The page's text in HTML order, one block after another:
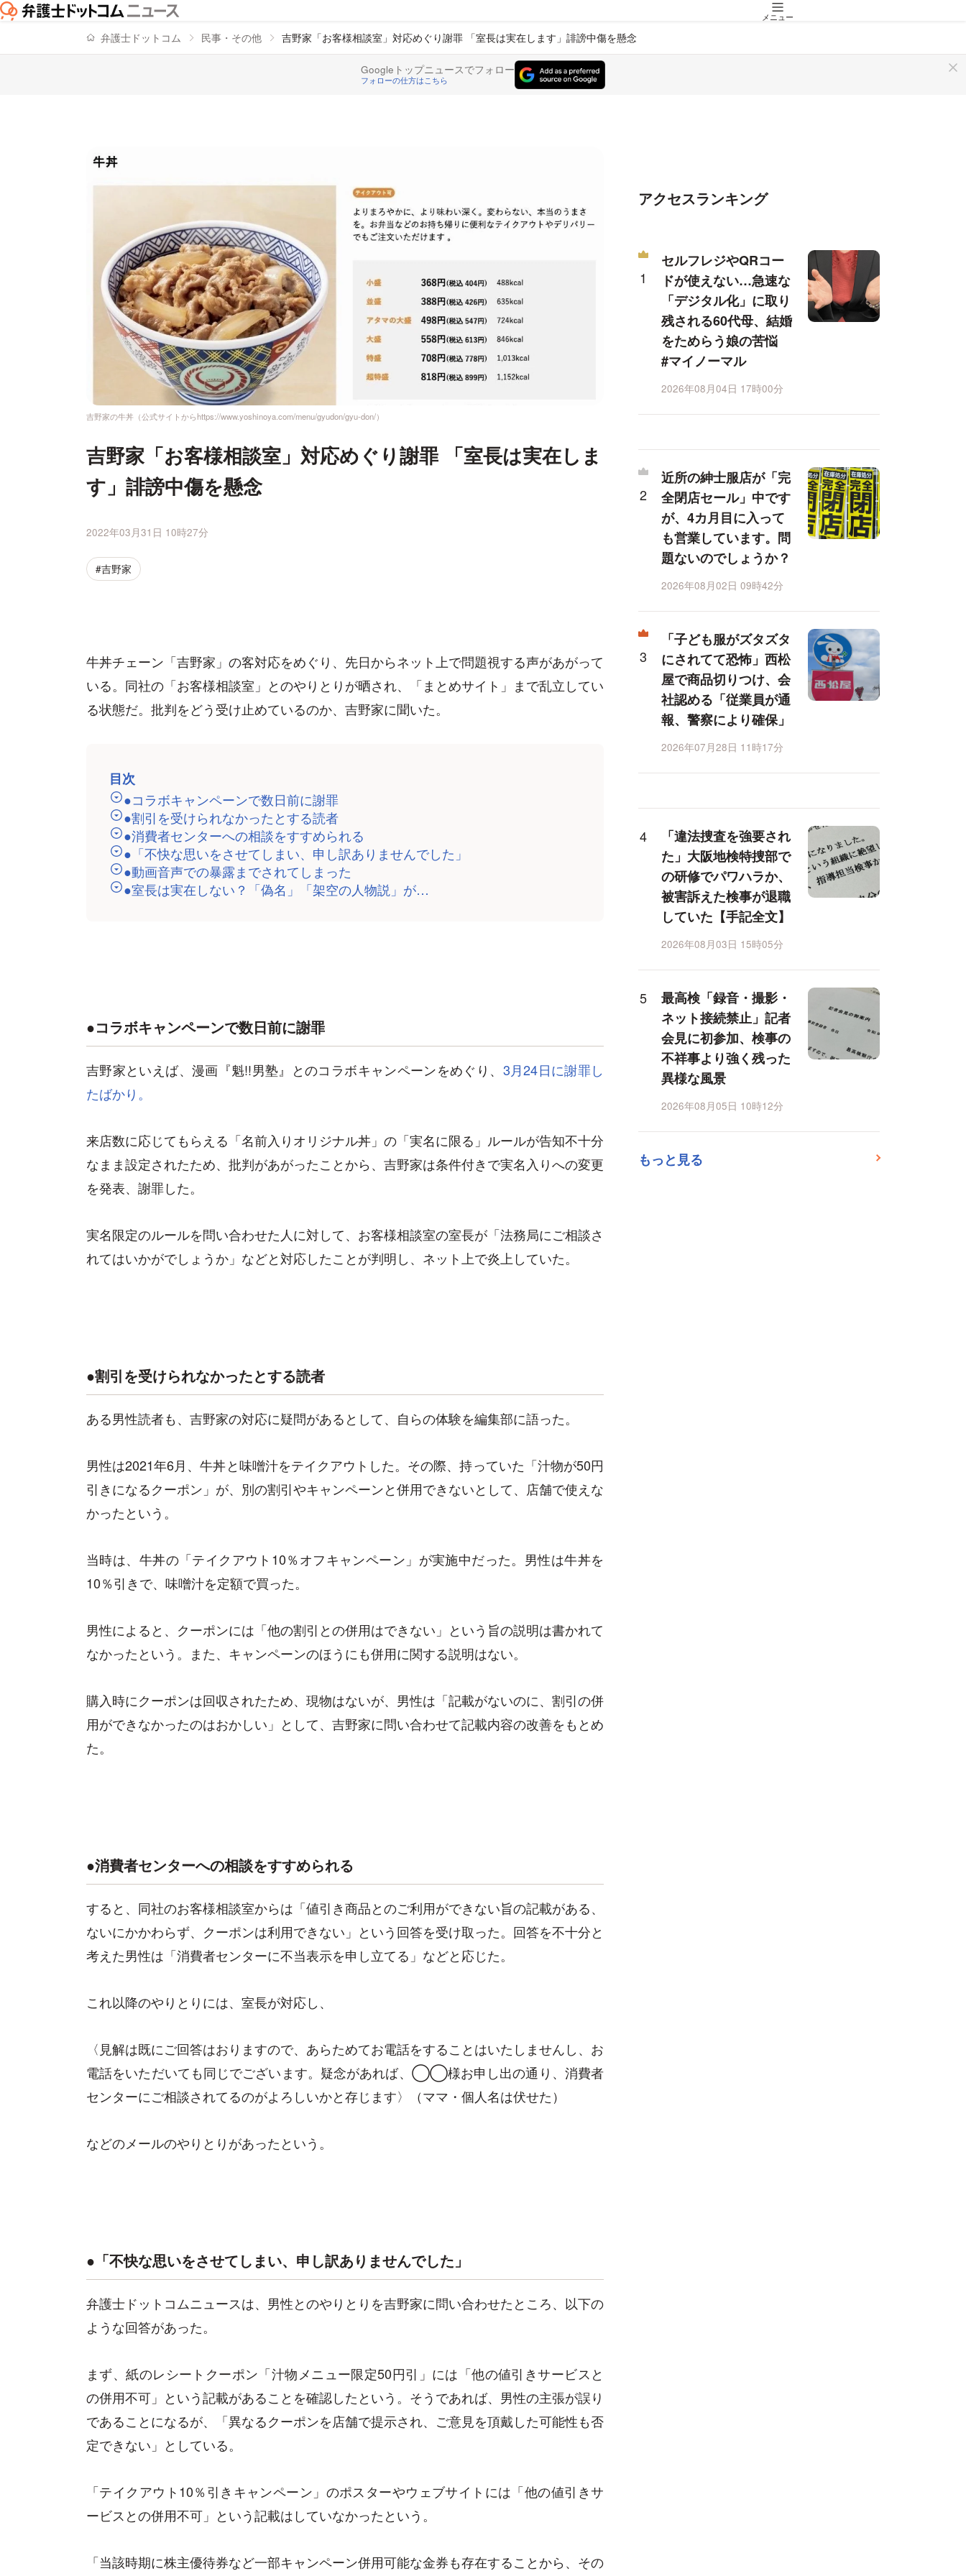
メニュー
弁護士ドットコム 民事・その他 吉野家「お客様相談室」対応めぐり謝罪 「室長は実在します」誹謗中傷を懸念
Googleトップニュースでフォロー
フォローの仕方はこちら
吉野家の牛丼（公式サイトからhttps://www.yoshinoya.com/menu/gyudon/gyu-don/）
吉野家「お客様相談室」対応めぐり謝罪 「室長は実在しま
す」誹謗中傷を懸念
2022年03月31日 10時27分
#吉野家
牛丼チェーン「吉野家」の客対応をめぐり、先日からネット上で問題視する声があがって
いる。同社の「お客様相談室」とのやりとりが晒され、「まとめサイト」まで乱立してい
る状態だ。批判をどう受け止めているのか、吉野家に聞いた。
目次
●コラボキャンペーンで数日前に謝罪
●割引を受けられなかったとする読者
●消費者センターへの相談をすすめられる
●「不快な思いをさせてしまい、申し訳ありませんでした」
●動画音声での暴露までされてしまった
●室長は実在しない？「偽名」「架空の人物説」が…
●コラボキャンペーンで数日前に謝罪
吉野家といえば、漫画『魁!!男塾』とのコラボキャンペーンをめぐり、 3月24日に謝罪し
たばかり。
来店数に応じてもらえる「名前入りオリジナル丼」の「実名に限る」ルールが告知不十分
なまま設定されたため、批判があがったことから、吉野家は条件付きで実名入りへの変更
を発表、謝罪した。
実名限定のルールを問い合わせた人に対して、お客様相談室の室長が「法務局にご相談さ
れてはいかがでしょうか」などと対応したことが判明し、ネット上で炎上していた。
●割引を受けられなかったとする読者
ある男性読者も、吉野家の対応に疑問があるとして、自らの体験を編集部に語った。
男性は2021年6月、牛丼と味噌汁をテイクアウトした。その際、持っていた「汁物が50円
引きになるクーポン」が、別の割引やキャンペーンと併用できないとして、店舗で使えな
かったという。
当時は、牛丼の「テイクアウト10％オフキャンペーン」が実施中だった。男性は牛丼を
10％引きで、味噌汁を定額で買った。
男性によると、クーポンには「他の割引との併用はできない」という旨の説明は書かれて
なかったという。また、キャンペーンのほうにも併用に関する説明はない。
購入時にクーポンは回収されたため、現物はないが、男性は「記載がないのに、割引の併
用ができなかったのはおかしい」として、吉野家に問い合わせて記載内容の改善をもとめ
た。
●消費者センターへの相談をすすめられる
すると、同社のお客様相談室からは「値引き商品とのご利用ができない旨の記載がある、
ないにかかわらず、クーポンは利用できない」という回答を受け取った。回答を不十分と
考えた男性は「消費者センターに不当表示を申し立てる」などと応じた。
これ以降のやりとりには、室長が対応し、
〈見解は既にご回答はおりますので、あらためてお電話をすることはいたしませんし、お
電話をいただいても同じでございます。疑念があれば、◯◯様お申し出の通り、消費者
センターにご相談されてるのがよろしいかと存じます〉（ママ・個人名は伏せた）
などのメールのやりとりがあったという。
●「不快な思いをさせてしまい、申し訳ありませんでした」
弁護士ドットコムニュースは、男性とのやりとりを吉野家に問い合わせたところ、以下の
ような回答があった。
まず、紙のレシートクーポン「汁物メニュー限定50円引」には「他の値引きサービスと
の併用不可」という記載があることを確認したという。そうであれば、男性の主張が誤り
であることになるが、「異なるクーポンを店舗で提示され、ご意見を頂戴した可能性も否
定できない」としている。
「テイクアウト10％引きキャンペーン」のポスターやウェブサイトには「他の値引きサ
ービスとの併用不可」という記載はしていなかったという。
「当該時期に株主優待券など一部キャンペーン併用可能な金券も存在することから、その
アクセスランキング
セルフレジやQRコー
ドが使えない…急速な
「デジタル化」に取り
残される60代母、結婚
をためらう娘の苦悩
#マイノーマル
2026年08月04日 17時00分
近所の紳士服店が「完
全閉店セール」中です
が、4カ月目に入って
も営業しています。問
題ないのでしょうか？
2026年08月02日 09時42分
「子ども服がズタズタ
にされてて恐怖」西松
屋で商品切りつけ、会
社認める「従業員が通
報、警察により確保」
2026年07月28日 11時17分
「違法捜査を強要され
た」大阪地検特捜部で
の研修でパワハラか、
被害訴えた検事が退職
していた【手記全文】
2026年08月03日 15時05分
最高検「録音・撮影・
ネット接続禁止」記者
会見に初参加、検事の
不祥事より強く残った
異様な風景
2026年08月05日 10時12分
もっと見る